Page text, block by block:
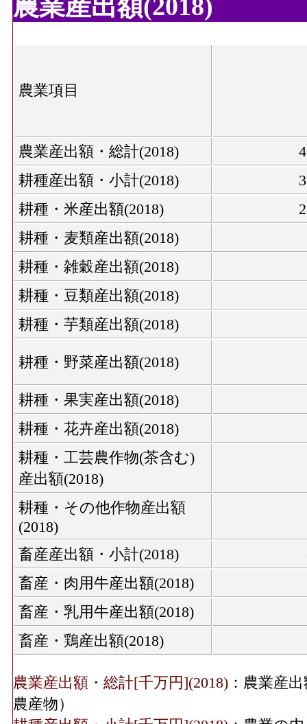
農業産出額(2018)
農業項目
農業産出額・総計(2018)
耕種産出額・小計(2018)
耕種・米産出額(2018)
耕種・麦類産出額(2018)
耕種・雑穀産出額(2018)
耕種・豆類産出額(2018)
耕種・芋類産出額(2018)
耕種・野菜産出額(2018)
耕種・果実産出額(2018)
耕種・花卉産出額(2018)
耕種・工芸農作物(茶含む)
産出額(2018)
耕種・その他作物産出額
(2018)
畜産産出額・小計(2018)
畜産・肉用牛産出額(2018)
畜産・乳用牛産出額(2018)
畜産・鶏産出額(2018)
農業産出額・総計[千万円](2018) ：農業産
農産物）